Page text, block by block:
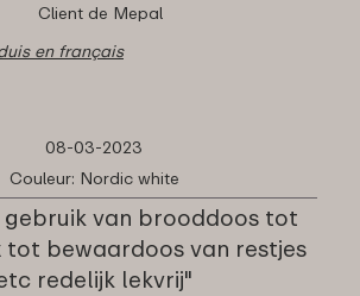
Client de Mepal
en français
08-03-2023
Couleur: Nordic white
gebruik van brooddoos tot
tot bewaardoos van restjes
redelijk lekvrij"